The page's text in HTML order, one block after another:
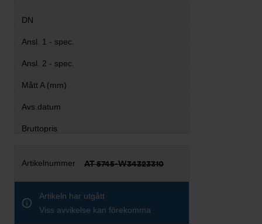
AT 5745-W34323310
Artikeln har utgått
Viss avvikelse kan förekomma